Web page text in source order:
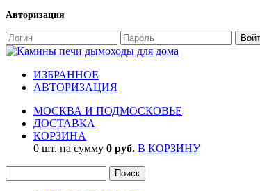
Авторизация
ИЗБРАННОЕ
АВТОРИЗАЦИЯ
МОСКВА И ПОДМОСКОВЬЕ
ДОСТАВКА
КОРЗИНА
0 шт. на сумму 0 руб. В КОРЗИНУ